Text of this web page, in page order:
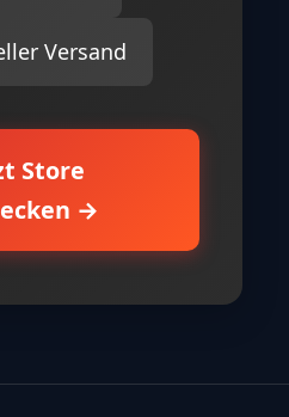
Versand
Store
→